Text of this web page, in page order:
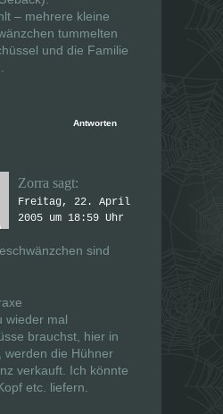
– mehrere kleine
tummelten
und die Familie
Antworten
Zorra sagt:
Freitag, 22. April
2005 um 18:59 Uhr
sind
wieder mal
brauchst, hier in
werden die Hühner
verkauft. Ich könnte
etc. liefern.